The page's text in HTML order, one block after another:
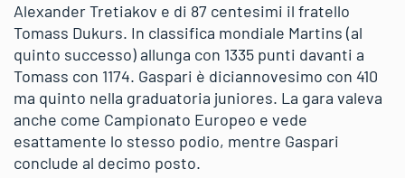
Alexander Tretiakov e di 87 centesimi il fratello
Tomass Dukurs. In classifica mondiale Martins (al
quinto successo) allunga con 1335 punti davanti a
Tomass con 1174. Gaspari è diciannovesimo con 410
ma quinto nella graduatoria juniores. La gara valeva
anche come Campionato Europeo e vede
esattamente lo stesso podio, mentre Gaspari
conclude al decimo posto.